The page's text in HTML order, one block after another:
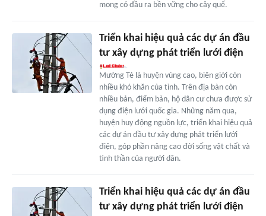
mong có đầu ra bền vững cho cây quế.
Triển khai hiệu quả các dự án đầu
tư xây dựng phát triển lưới điện
Mường Tè là huyện vùng cao, biên giới còn
nhiều khó khăn của tỉnh. Trên địa bàn còn
nhiều bản, điểm bản, hộ dân cư chưa được sử
dụng điện lưới quốc gia. Những năm qua,
huyện huy động nguồn lực, triển khai hiệu quả
các dự án đầu tư xây dựng phát triển lưới
điện, góp phần nâng cao đời sống vật chất và
tinh thần của người dân.
Triển khai hiệu quả các dự án đầu
tư xây dựng phát triển lưới điện